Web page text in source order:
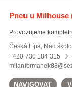
Pneu u Milhouse
Provozujeme
Česká Lípa, Nad
+420 730 184 315
NAVIGOVAT